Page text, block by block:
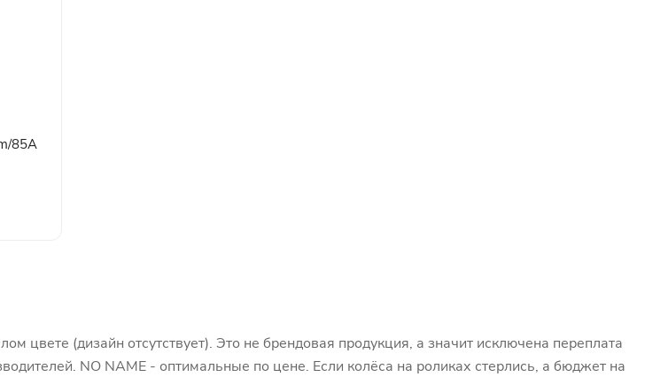
85A
цвете (дизайн отсутствует). Это не брендовая продукция, а значит исключена переплата
NO NAME - оптимальные по цене. Если колёса на роликах стерлись, а бюджет на